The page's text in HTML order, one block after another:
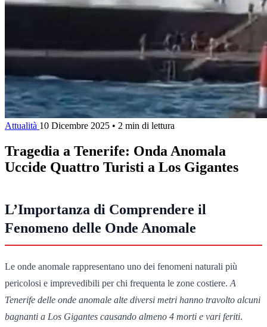
Attualità 10 Dicembre 2025 • 2 min di lettura
Tragedia a Tenerife: Onda Anomala
Uccide Quattro Turisti a Los Gigantes
L’Importanza di Comprendere il
Fenomeno delle Onde Anomale
Le onde anomale rappresentano uno dei fenomeni naturali più
pericolosi e imprevedibili per chi frequenta le zone costiere. A
Tenerife delle onde anomale alte diversi metri hanno travolto alcuni
bagnanti a Los Gigantes causando almeno 4 morti e vari feriti.